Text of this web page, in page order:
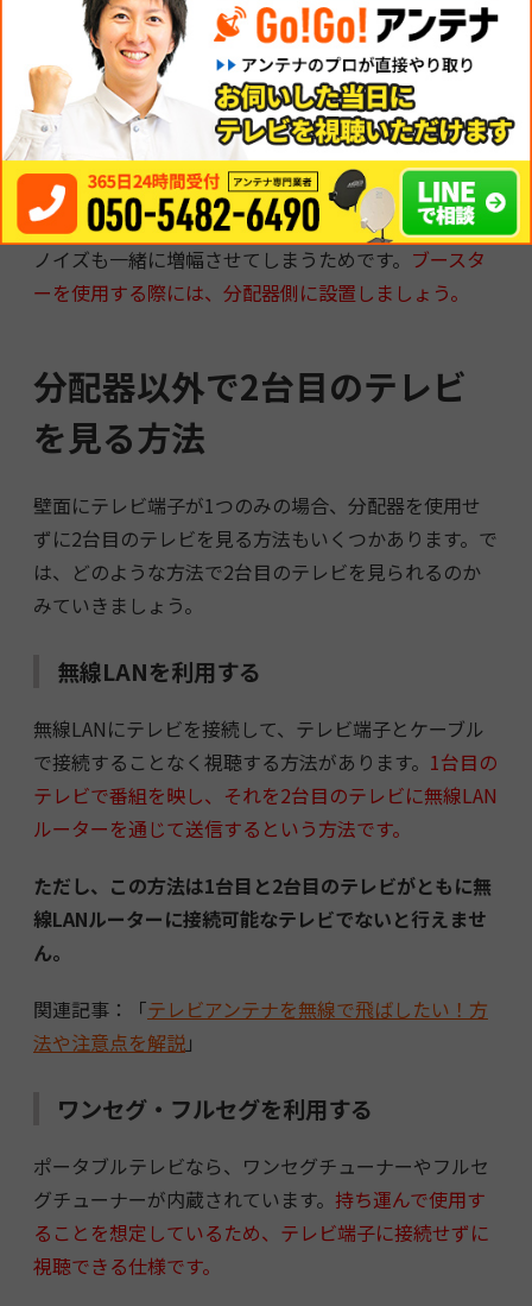
ない
分配器を使用すると分配損失が発生するため、ノイズ
などが多い場合にはブースターを使用します。ブース
ターというのは、電波を増幅させるための機器です。
しかし、ブースターを分配器よりテレビ側に接続する
とかえって映りが悪くなってしまう場合があります。
ノイズも一緒に増幅させてしまうためです。 ブースタ
ーを使用する際には、分配器側に設置しましょう。
分配器以外で2台目のテレビ
を見る方法
壁面にテレビ端子が1つのみの場合、分配器を使用せ
ずに2台目のテレビを見る方法もいくつかあります。で
は、どのような方法で2台目のテレビを見られるのか
みていきましょう。
無線LANを利用する
無線LANにテレビを接続して、テレビ端子とケーブル
で接続することなく視聴する方法があります。 1台目の
テレビで番組を映し、それを2台目のテレビに無線LAN
ルーターを通じて送信するという方法です。
ただし、この方法は1台目と2台目のテレビがともに無
線LANルーターに接続可能なテレビでないと行えませ
ん。
関連記事：「テレビアンテナを無線で飛ばしたい！方
法や注意点を解説」
ワンセグ・フルセグを利用する
ポータブルテレビなら、ワンセグチューナーやフルセ
グチューナーが内蔵されています。 持ち運んで使用す
ることを想定しているため、テレビ端子に接続せずに
視聴できる仕様です。